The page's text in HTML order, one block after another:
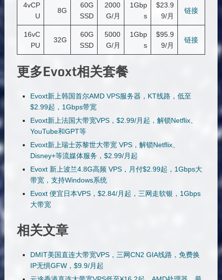
4vCP
U
8G
60G
SSD
2000
G/月
1Gbp
s
$23.9
9/月
链接
16vC
PU
32G
60G
SSD
5000
G/月
1Gbp
s
$95.9
9/月
链接
更多Evoxt相关套餐
Evoxt新上韩国首尔AMD VPS服务器，KT线路，低至
$2.99起，1Gbps带宽
Evoxt新上法国大带宽VPS，$2.99/月起，解锁Netflix、
YouTube和GPT等
Evoxt新上瑞士苏黎世大带宽 VPS，解锁Netflix、
Disney+等流媒体服务，$2.99/月起
Evoxt 新上波兰4.8G高频 VPS，月付$2.99起，1Gbps大
带宽，支持Windows系统
Evoxt 便宜日本VPS，$2.84/月起，三网走软银，1Gbps
大带宽
相关文章
DMIT美国直连大带宽VPS，三网CN2 GIA线路，免费换
IP无惧GFW，$9.9/月起